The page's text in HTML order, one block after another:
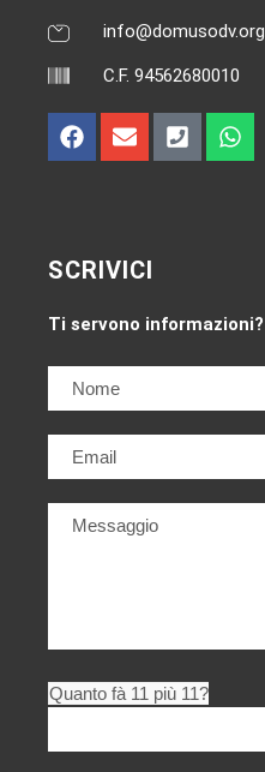
info@domusodv.org
C.F. 94562680010
SCRIVICI
Ti servono informazioni?
Quanto fà 11 più 11?